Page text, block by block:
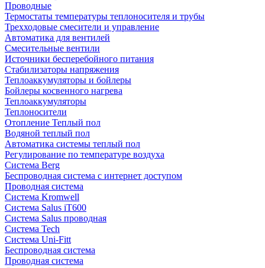
Проводные
Термостаты температуры теплоносителя и трубы
Трехходовые смесители и управление
Автоматика для вентилей
Смесительные вентили
Источники бесперебойного питания
Стабилизаторы напряжения
Теплоаккумуляторы и бойлеры
Бойлеры косвенного нагрева
Теплоаккумуляторы
Теплоносители
Отопление Теплый пол
Водяной теплый пол
Автоматика системы теплый пол
Регулирование по температуре воздуха
Система Berg
Беспроводная система с интернет доступом
Проводная система
Система Kromwell
Система Salus iT600
Система Salus проводная
Система Tech
Система Uni-Fitt
Беспроводная система
Проводная система